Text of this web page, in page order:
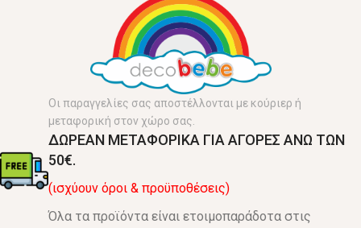
Οι παραγγελίες σας αποστέλλονται με κούριερ ή
μεταφορική στον χώρο σας.
ΔΩΡΕΑΝ ΜΕΤΑΦΟΡΙΚΑ ΓΙΑ ΑΓΟΡΕΣ ΑΝΩ ΤΩΝ
50€.
(ισχύουν όροι & προϋποθέσεις)
Όλα τα προϊόντα είναι ετοιμοπαράδοτα στις